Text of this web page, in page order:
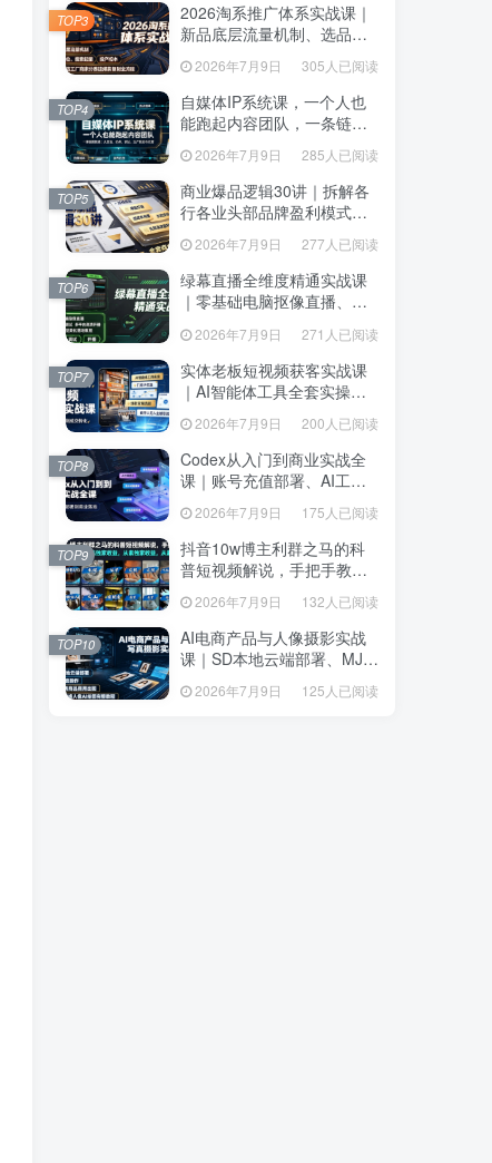
2026淘系推广体系实战课｜
新品底层流量机制、选品定
位、搜索起量、投产控本、
新店老店工厂商家分赛道爆
款全流程
2026年7月9日 305人已阅读
TOP3
自媒体IP系统课，一个人也
能跑起内容团队，一条链路
跑通，从定位、热点、表
达、生产到发布托管
2026年7月9日 285人已阅读
TOP4
商业爆品逻辑30讲｜拆解各
行各业头部品牌盈利模式，
吃透爆品打造、低成本传
播、长效变现全套商业思维
课
2026年7月9日 277人已阅读
TOP5
绿幕直播全维度精通实战课
｜零基础电脑抠像直播、
OBS高阶调试、多平台高清
开播、直播间视觉美化落地
教程
2026年7月9日 271人已阅读
TOP6
实体老板短视频获客实战课
｜AI智能体工具全套实操、
门店IP打造、爆款变现选
题、数字人无人出镜引流完
整教程
2026年7月9日 200人已阅读
TOP7
Codex从入门到商业实战全
课｜账号充值部署、AI工具
联动、核心功能精讲、自动
化搭建、全站项目开发零基
础教程
2026年7月9日 175人已阅读
TOP8
抖音10w博主利群之马的科
普短视频解说，手把手教你
解锁伙伴计划+精选独家收
益，从素材到成片全流程
2026年7月9日 132人已阅读
TOP9
AI电商产品与人像摄影实战
课｜SD本地云端部署、MJ全
套操作、多品类商品商用出
图、创意风格人像AI绘图完
2026年7月9日 125人已阅读
TOP10
2026淘系推广体系实战课｜
新品底层流量机制、选品定
位、搜索起量、投产控本、
新店老店工厂商家分赛道爆
款全流程
2026年7月9日 305人已阅读
TOP3
自媒体IP系统课，一个人也
能跑起内容团队，一条链路
跑通，从定位、热点、表
达、生产到发布托管
2026年7月9日 285人已阅读
TOP4
商业爆品逻辑30讲｜拆解各
行各业头部品牌盈利模式，
吃透爆品打造、低成本传
播、长效变现全套商业思维
课
2026年7月9日 277人已阅读
TOP5
绿幕直播全维度精通实战课
｜零基础电脑抠像直播、
开播、直播间视觉美化落地
教程
2026年7月9日 271人已阅读
TOP6
实体老板短视频获客实战课
｜AI智能体工具全套实操、
题、数字人无人出镜引流完
整教程
2026年7月9日 200人已阅读
TOP7
Codex从入门到商业实战全
课｜账号充值部署、AI工具
化搭建、全站项目开发零基
础教程
2026年7月9日 175人已阅读
TOP8
抖音10w博主利群之马的科
普短视频解说，手把手教你
益，从素材到成片全流程
2026年7月9日 132人已阅读
TOP9
AI电商产品与人像摄影实战
课｜SD本地云端部署、MJ全
图、创意风格人像AI绘图完
2026年7月9日 125人已阅读
TOP10